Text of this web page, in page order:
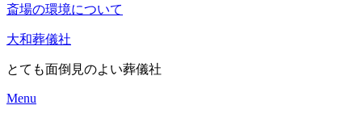
斎場の環境について
Skip
content
大和葬儀社
とても面倒見のよい葬儀社
Menu